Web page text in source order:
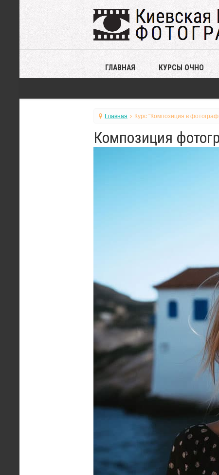
ГЛАВНАЯ КУРСЫ ОЧНО
Главная Курс "Композиция в
Композиция